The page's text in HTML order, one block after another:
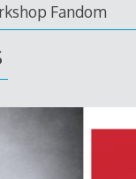
Fandom